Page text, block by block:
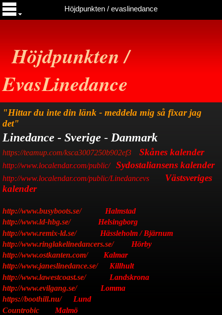
Höjdpunkten /
EvasLinedance
Höjdpunkten / evaslinedance
"Hittar du inte din länk - meddela mig så fixar jag
det"
Linedance - Sverige - Danmark
https://teamup.com/ksca3007250b902ef3 Skånes kalender
http://www.localendar.com/public/ Sydostaliansens kalender
http://www.localendar.com/public/Linedancevs
Västsveriges
kalender
http://www.busyboots.se/Halmstad
http://www.ld-hbg.se/Helsingborg
http://www.remix-ld.se/Hässleholm / Bjärnum
http://www.ringlakelinedancers.se/Hörby
http://www.ostkanten.com/Kalmar
http://www.janeslinedance.se/Killhult
http://www.lawestcoast.se/Landskrona
http://www.evilgang.se/Lomma
https://boothill.nu/Lund
Countrobic Malmö